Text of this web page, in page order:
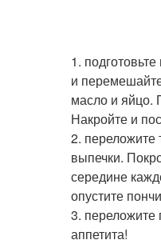
1.
и
масло и яйцо.
Накройте и
2. переложите
выпечки.
середине
опустите
3. переложите
аппетита!